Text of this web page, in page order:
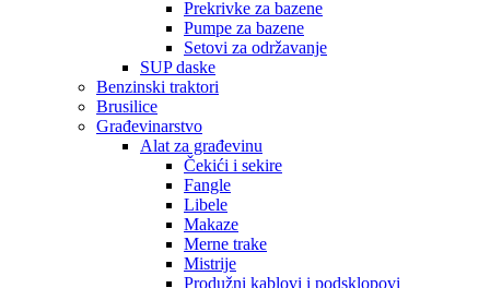
Prekrivke za bazene
Pumpe za bazene
Setovi za održavanje
SUP daske
Benzinski traktori
Brusilice
Građevinarstvo
Alat za građevinu
Čekići i sekire
Fangle
Libele
Makaze
Merne trake
Mistrije
Produžni kablovi i podsklopovi